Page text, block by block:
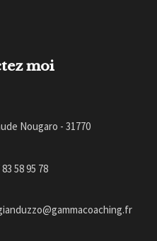
moi
Nougaro - 31770
58 95 78